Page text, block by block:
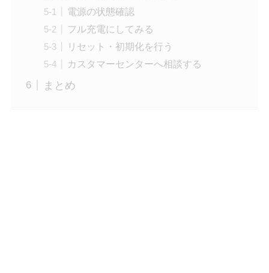
電源の状態確認
フル充電にしてみる
リセット・初期化を行う
カスタマーセンターへ相談する
まとめ